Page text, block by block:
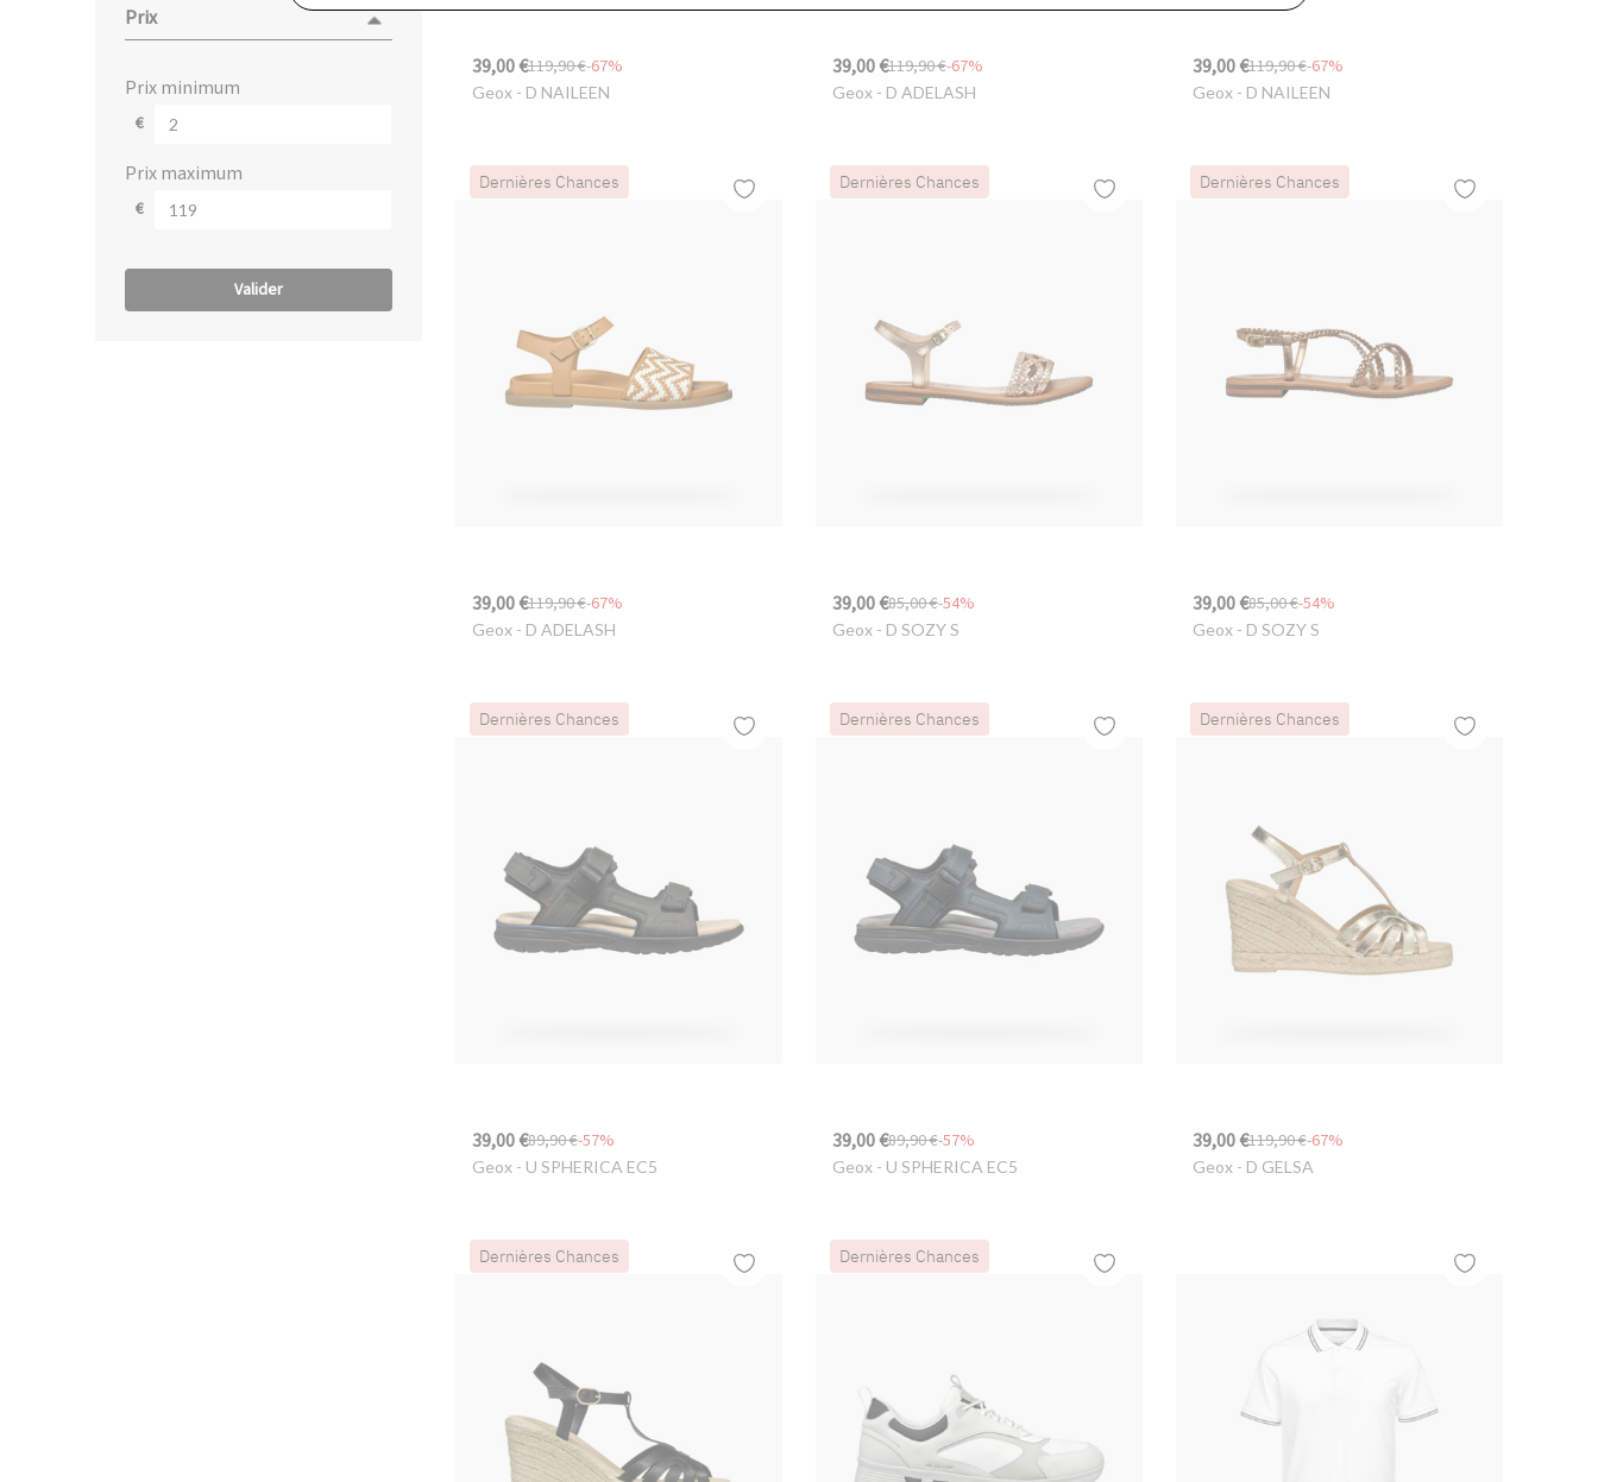
Prix
prix minimum
€
prix maximum
€
Valider
39,00 €119,90 €-67%
Geox - D NAILEEN
39,00 €119,90 €-67%
Geox- D ADELASH
39,00 €119,90 €-67%
Geox- D NAILEEN
Dernières Chances
39,00 €119,90 €-67%
Geox - D ADELASH
Dernières Chances
39,00 €85,00 €-54%
Geox- D SOZY S
Dernières Chances
39,00 €85,00 €-54%
Geox- D SOZY S
Dernières Chances
39,00 €89,90 €-57%
Geox - U SPHERICA EC5
Dernières Chances
39,00 €89,90 €-57%
Geox- U SPHERICA EC5
Dernières Chances
39,00 €119,90 €-67%
Geox- D GELSA
Dernières Chances Dernières Chances